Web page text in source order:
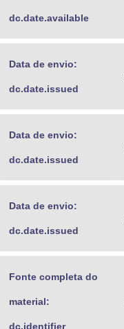
dc.date.available
Data de envio:
dc.date.issued
Data de envio:
dc.date.issued
Data de envio:
dc.date.issued
Fonte completa do
material:
dc.identifier